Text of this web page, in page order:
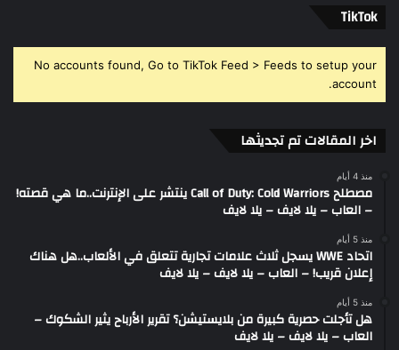
‫TikTok
No accounts found, Go to TikTok Feed > Feeds to setup your
account.
اخر المقالات تم تجديثها
منذ 4 أيام
مصطلح Call of Duty: Cold Warriors ينتشر على الإنترنت..ما هي قصته!
– العاب – يلا لايف – يلا لايف
منذ 5 أيام
اتحاد WWE يسجل ثلاث علامات تجارية تتعلق في الألعاب..هل هناك
إعلان قريب! – العاب – يلا لايف – يلا لايف
منذ 5 أيام
هل تأجلت حصرية كبيرة من بلايستيشن؟ تقرير الأرباح يثير الشكوك –
العاب – يلا لايف – يلا لايف